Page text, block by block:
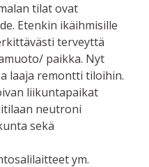
tilat ovat
Etenkin ikäihmisille
terveyttä
paikka. Nyt
laaja remontti tiloihin.
liikuntapaikat
neutroni
sekä
ym.